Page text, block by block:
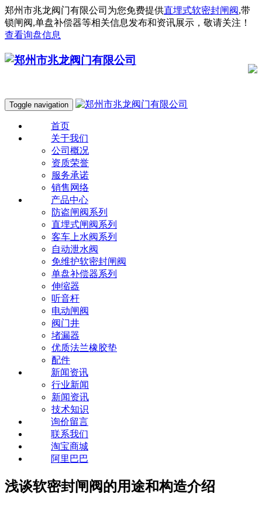
郑州市兆龙阀门有限公司为您免费提供直埋式软密封闸阀,带
锁闸阀,单盘补偿器等相关信息发布和资讯展示，敬请关注！
查看询盘信息
Toggle navigation
首页
关于我们
公司概况
资质荣誉
服务承诺
销售网络
产品中心
防盗闸阀系列
直埋式闸阀系列
客车上水阀系列
自动泄水阀
免维护软密封闸阀
单盘补偿器系列
伸缩器
听音杆
电动闸阀
阀门井
堵漏器
优质法兰橡胶垫
配件
新闻资讯
行业新闻
新闻资讯
技术知识
询价留言
联系我们
淘宝商城
阿里巴巴
浅谈软密封闸阀的用途和构造介绍